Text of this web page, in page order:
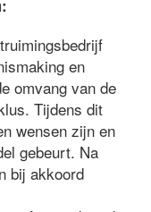
en
omvang van de
Tijdens dit
wensen zijn en
gebeurt. Na
bij akkoord